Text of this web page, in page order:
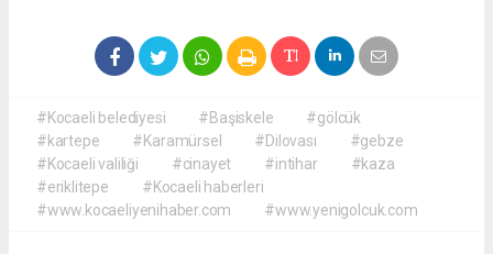
#Kocaeli belediyesi #Başiskele
#gölcük
#kartepe
#Karamürsel #Dilovası
#gebze
#Kocaeli valiliği
#cinayet #intihar
#kaza
#eriklitepe
#Kocaeli haberleri
#www.kocaeliyenihaber.com
#www.yenigolcuk.com